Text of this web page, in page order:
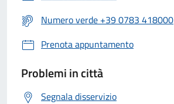
Numero verde +39 0783 418000
Prenota appuntamento
Problemi in città
Segnala disservizio